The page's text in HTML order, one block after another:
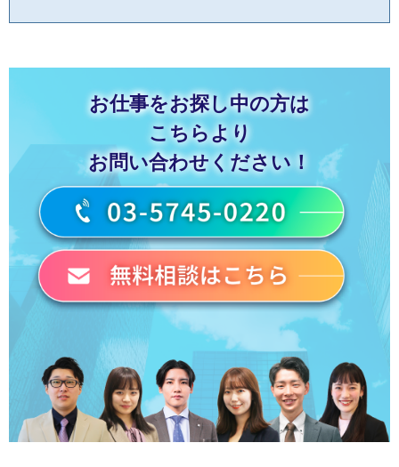
お仕事をお探し中の方は
こちらより
お問い合わせください！